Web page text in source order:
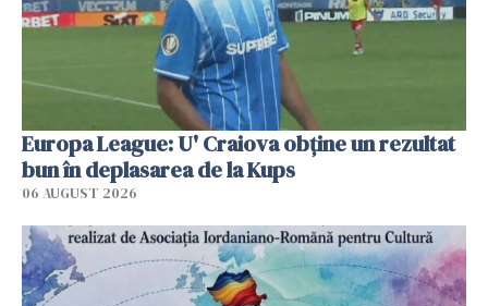
Europa League: U' Craiova obține un rezultat
bun în deplasarea de la Kups
06 AUGUST 2026